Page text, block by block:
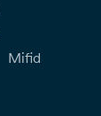
Mifid